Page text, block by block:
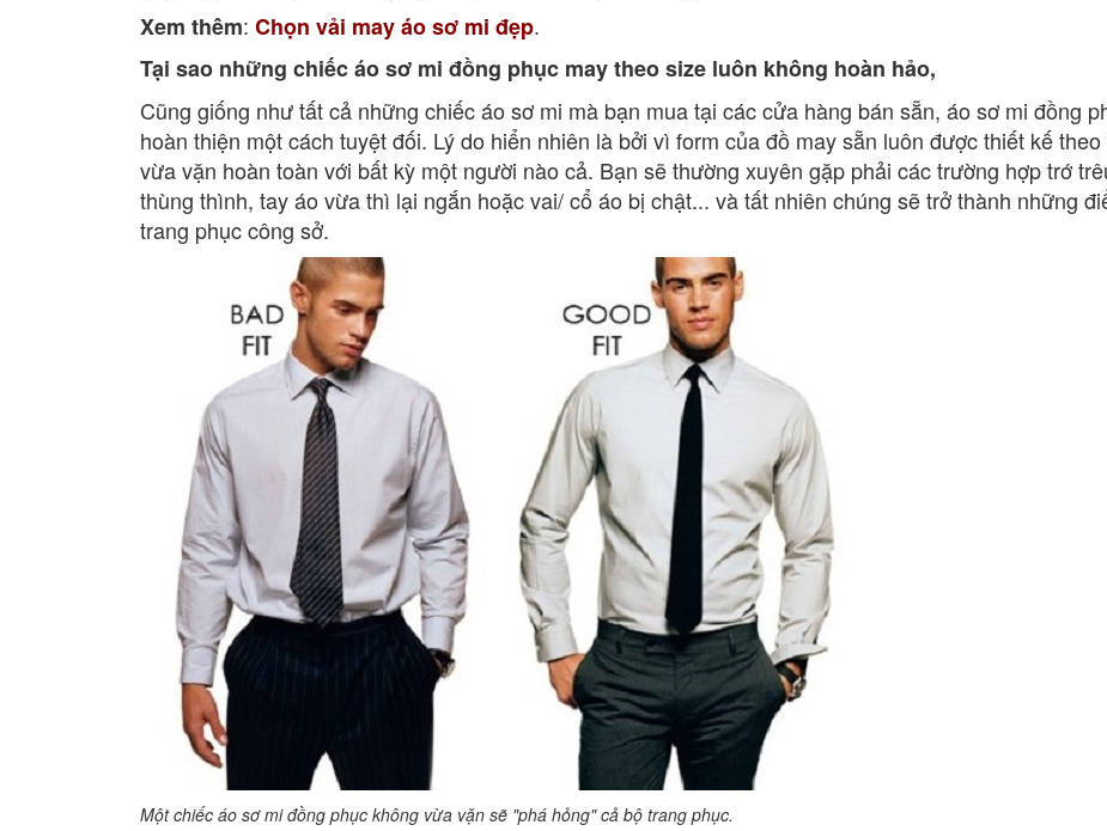
Xem thêm: Chọn vải may áo sơ mi đẹp.
Tại sao những chiếc áo sơ mi đồng phục may theo size luôn không hoàn hảo,
Cũng giống như tất cả những chiếc áo sơ mi mà bạn mua tại các cửa hàng bán sẵn, áo sơ mi đồng
hoàn thiện một cách tuyệt đối. Lý do hiển nhiên là bởi vì form của đồ may sẵn luôn được thiết kế
vừa vặn hoàn toàn với bất kỳ một người nào cả. Bạn sẽ thường xuyên gặp phải các trường hợp trớ
thùng thình, tay áo vừa thì lại ngắn hoặc vai/ cổ áo bị chật... và tất nhiên chúng sẽ trở thành những
trang phục công sở.
Một chiếc áo sơ mi đồng phục không vừa vặn sẽ "phá hỏng" cả bộ trang phục.